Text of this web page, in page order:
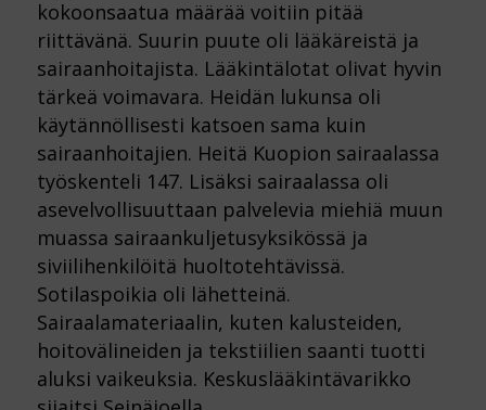
kokoonsaatua määrää voitiin pitää
riittävänä. Suurin puute oli lääkäreistä ja
sairaanhoitajista. Lääkintälotat olivat hyvin
tärkeä voimavara. Heidän lukunsa oli
käytännöllisesti katsoen sama kuin
sairaanhoitajien. Heitä Kuopion sairaalassa
työskenteli 147. Lisäksi sairaalassa oli
asevelvollisuuttaan palvelevia miehiä muun
muassa sairaankuljetusyksikössä ja
siviilihenkilöitä huoltotehtävissä.
Sotilaspoikia oli lähetteinä.
Sairaalamateriaalin, kuten kalusteiden,
hoitovälineiden ja tekstiilien saanti tuotti
aluksi vaikeuksia. Keskuslääkintävarikko